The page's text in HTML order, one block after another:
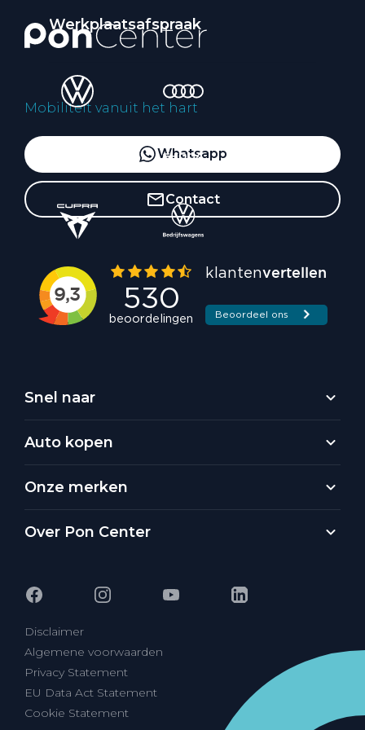
Werkplaatsafspraak
Mobiliteit vanuit het hart
Whatsapp
Contact
Snel naar
Auto kopen
Onze merken
Over Pon Center
Disclaimer
Algemene voorwaarden
Privacy Statement
EU Data Act Statement
Cookie Statement